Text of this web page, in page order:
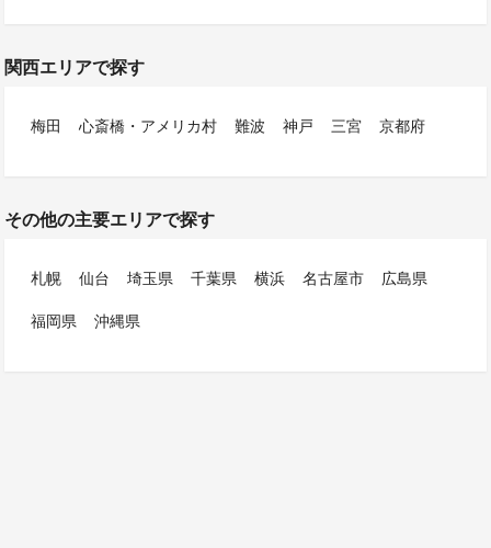
関西エリアで探す
梅田 心斎橋・アメリカ村 難波 神戸 三宮 京都府
その他の主要エリアで探す
札幌 仙台 埼玉県 千葉県 横浜 名古屋市
広島県
福岡県
沖縄県